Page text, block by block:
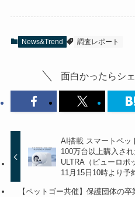
News&Trend 調査レポート
面白かったらシ
AI搭載 スマートペッ
100万台以上購入さ
ULTRA（ピューロボ
11月15日10時より予
【ペットゴー共催】保護団体の